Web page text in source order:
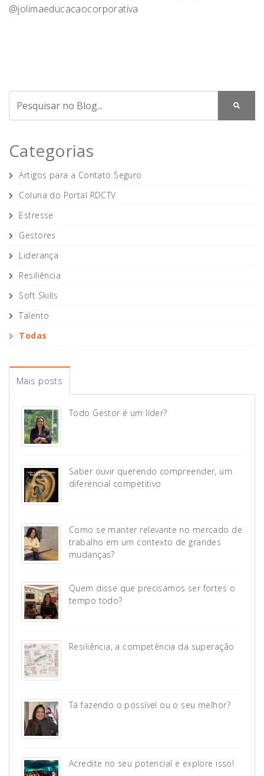
@jolimaeducacaocorporativa
Categorias
Artigos para a Contato Seguro
Coluna do Portal RDCTV
Estresse
Gestores
Liderança
Resiliência
Soft Skills
Talento
Todas
Mais posts
Todo Gestor é um líder?
Saber ouvir querendo compreender, um
diferencial competitivo
Como se manter relevante no mercado de
trabalho em um contexto de grandes
mudanças?
Quem disse que precisamos ser fortes o
tempo todo?
Resiliência, a competência da superação
Tá fazendo o possível ou o seu melhor?
Acredite no seu potencial e explore isso!